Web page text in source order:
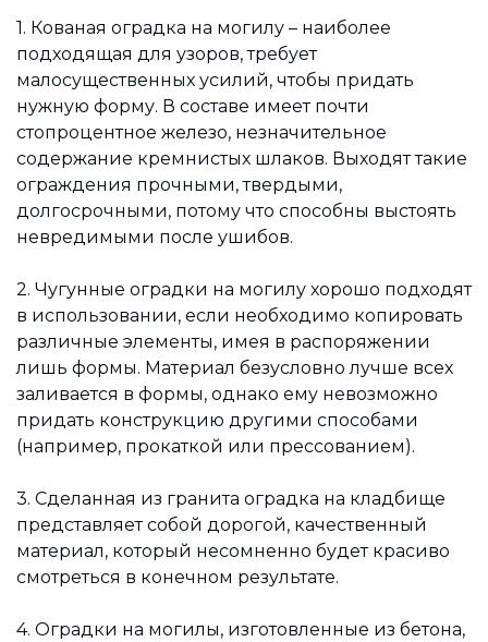
1. Кованая оградка на могилу – наиболее
подходящая для узоров, требует
малосущественных усилий, чтобы придать
нужную форму. В составе имеет почти
стопроцентное железо, незначительное
содержание кремнистых шлаков. Выходят такие
ограждения прочными, твердыми,
долгосрочными, потому что способны выстоять
невредимыми после ушибов.
2. Чугунные оградки на могилу хорошо подходят
в использовании, если необходимо копировать
различные элементы, имея в распоряжении
лишь формы. Материал безусловно лучше всех
заливается в формы, однако ему невозможно
придать конструкцию другими способами
(например, прокаткой или прессованием).
3. Сделанная из гранита оградка на кладбище
представляет собой дорогой, качественный
материал, который несомненно будет красиво
смотреться в конечном результате.
4. Оградки на могилы, изготовленные из бетона,